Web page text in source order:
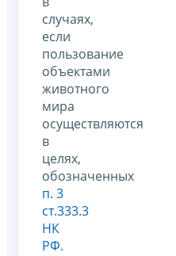
случаях,
если
пользование
объектами
животного
мира
осуществляются
в
целях,
обозначенных
п. 3
ст.333.3
НК
РФ.